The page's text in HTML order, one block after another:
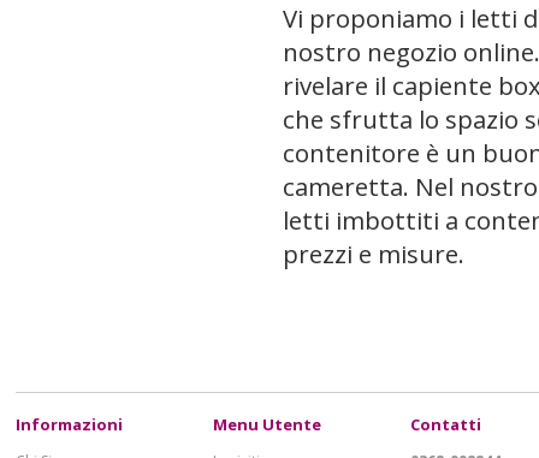
Vi proponiamo i letti
nostro negozio
rivelare il capiente
che sfrutta lo spazio
contenitore è un
cameretta. Nel
letti imbottiti a
prezzi e misure.
Informazioni Menu Utente Contatti